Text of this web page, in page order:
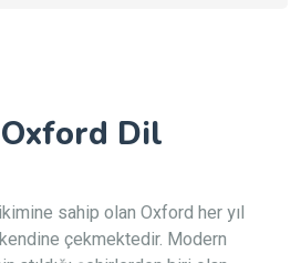
Dil
sahip olan Oxford her yıl
çekmektedir. Modern